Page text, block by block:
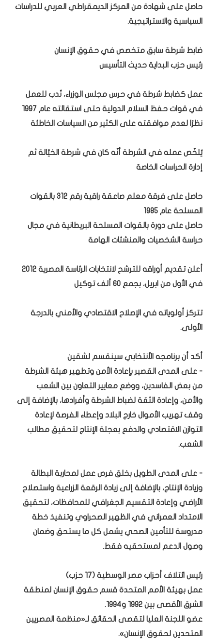
حاصل على شهادة من المركز الديمقراطي العربي للدراسات
السياسية والاستراتيجية.
ضابط شرطة سابق متخصص في حقوق الإنسان
رئيس حزب البداية حديث التأسيس
عمل كضابط شرطة في حرس مجلس الوزراء، نُدب للعمل
في قوات حفظ السلام الدولية حتى استقالته عام 1997
نظرًا لعدم موافقته على الكثير من السياسات الخاطئة
يُلخّص عمله في الشرطة أنّه كان في شرطة الخيّالة ثم
إدارة الحراسات الخاصة
حاصل على فرقة معلم صاعقة راقية رقم 312 بالقوات
المسلحة عام 1985
حاصل على دورة بالقوات المسلحة البريطانية في مجال
حراسة الشخصيات والمنشئات الهامة
أعلن تقديم أوراقه للترشح لانتخابات الرئاسة المصرية 2012
في الأول من ابريل، بجمع 60 ألف توكيل
تتركز أولوياته في الإصلاح الاقتصادي والأمني بالدرجة
الأولى.
أكد أن برنامجه الأنتخابي سينقسم لشقين
- على المدى القصير بإعادة الأمن وتطهير هيئة الشرطة
من بعض الفاسدين، ووضع معايير التعاون بين الشعب
والأمن، وإعادة الثقة لضباط الشرطة وأفرادها، بالإضافة إلى
وقف تهريب الأموال خارج البلاد وإعطاء الفرصة لإعادة
التوازن الاقتصادي والدفع بعجلة الإنتاج لتحقيق مطالب
الشعب.
- على المدى الطويل بخلق فرص عمل لمحاربة البطالة
وزيادة الإنتاج، بالإضافة إلى زيادة الرقعة الزراعية واستصلاح
الأراضي وإعادة التقسيم الجغرافي للمحافظات، لتحقيق
الامتداد العمراني في الظهير الصحراوي وتنفيذ خطة
مدروسة للتأمين الصحي يشمل كل ما يستحق وضمان
وصول الدعم لمستحقيه فقط.
رئيس ائتلاف أحزاب مصر الوسطية (17 حزب)
عمل بهيئة الأمم المتحدة قسم حقوق الإنسان لمنطقة
الشرق الأقصى بين 1992 و1994.
عضو اللجنة العليا لتقصى الحقائق لـ«منظمة المصريين
المتحدين لحقوق الإنسان».